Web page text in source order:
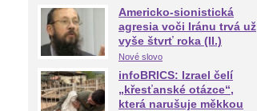
Americko-sionistická
agresia voči Iránu trvá už
vyše štvrť roka (II.)
Nové slovo
infoBRICS: Izrael čelí
„křesťanské otázce“,
která narušuje měkkou